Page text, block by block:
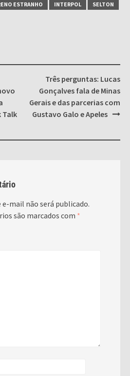
ESTRANHO INTERPOL
SELTON
Talk
Três perguntas: Lucas
Gonçalves fala de Minas
Gerais e das parcerias com
Gustavo Galo e Apeles
e-mail não será publicado.
são marcados com *